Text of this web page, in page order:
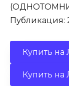
Публикация:
Купить на
Купить на